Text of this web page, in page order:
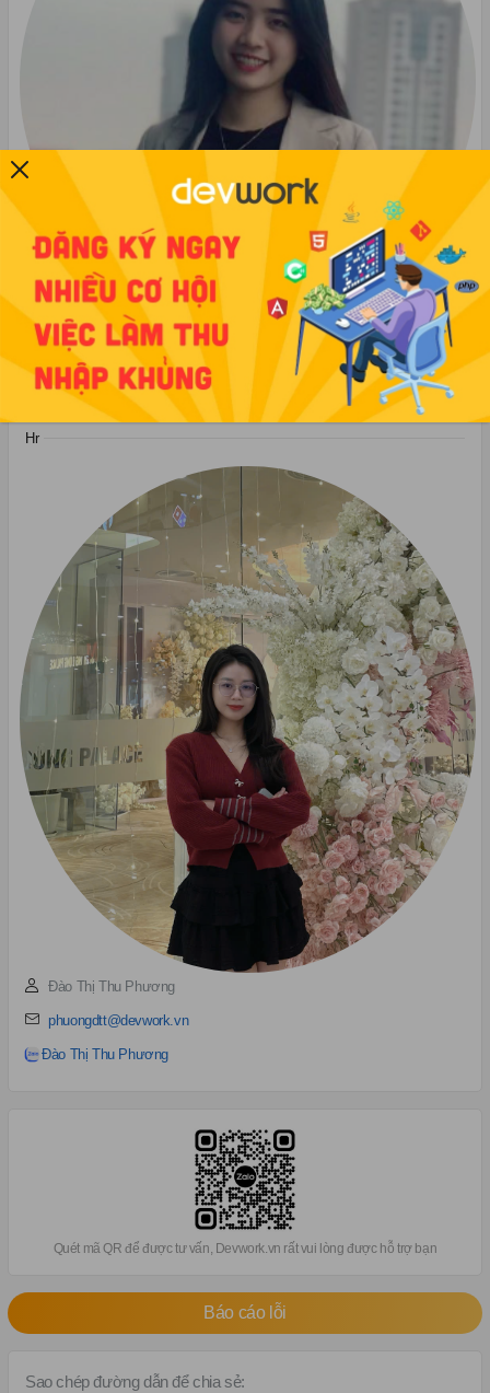
Nguyễn Thanh Thảo
thaont@devwork.vn
Nguyễn Thanh Thảo
Hr
Đào Thị Thu Phương
phuongdtt@devwork.vn
Đào Thị Thu Phương
Quét mã QR để được tư vấn, Devwork.vn rất vui lòng được hỗ trợ bạn
Báo cáo lỗi
Sao chép đường dẫn để chia sẻ: